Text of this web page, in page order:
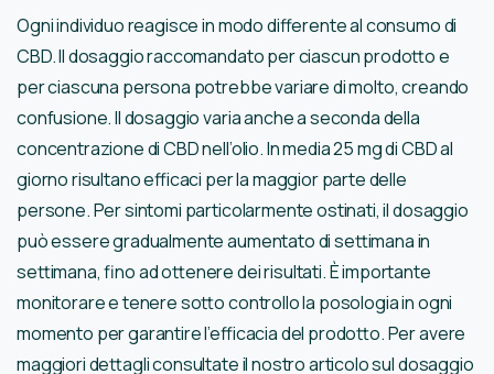
Ogni individuo reagisce in modo differente al consumo di
CBD. Il dosaggio raccomandato per ciascun prodotto e
per ciascuna persona potrebbe variare di molto, creando
confusione. Il dosaggio varia anche a seconda della
concentrazione di CBD nell’olio. In media 25 mg di CBD al
giorno risultano efficaci per la maggior parte delle
persone. Per sintomi particolarmente ostinati, il dosaggio
può essere gradualmente aumentato di settimana in
settimana, fino ad ottenere dei risultati. È importante
monitorare e tenere sotto controllo la posologia in ogni
momento per garantire l’efficacia del prodotto. Per avere
maggiori dettagli consultate il nostro articolo sul dosaggio